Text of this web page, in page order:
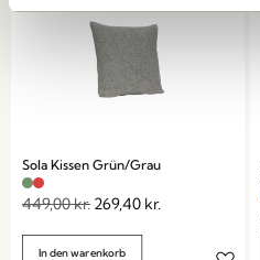
Sola Kissen Grün/Grau
449,00kr. 269,40 kr.
In den warenkorb